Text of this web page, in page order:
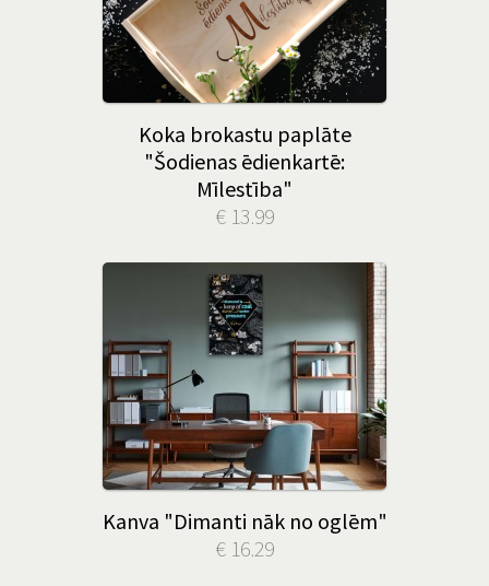
Koka brokastu paplāte
"Šodienas ēdienkartē:
Mīlestība"
€ 13.99
Kanva "Dimanti nāk no oglēm"
€ 16.29